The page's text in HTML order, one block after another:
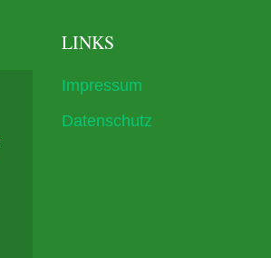
LINKS
Impressum
Datenschutz